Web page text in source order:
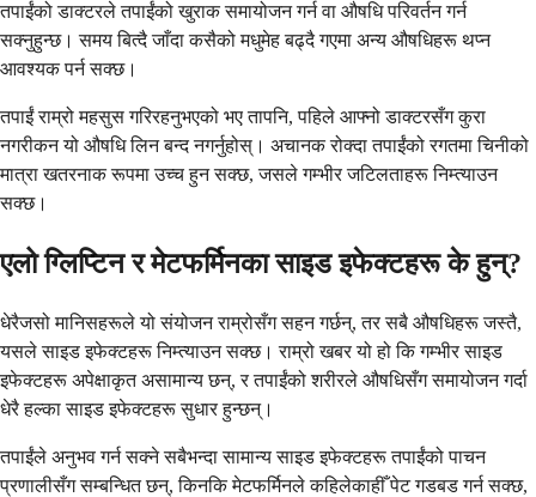
तपाईंको डाक्टरले तपाईंको खुराक समायोजन गर्न वा औषधि परिवर्तन गर्न
सक्नुहुन्छ। समय बित्दै जाँदा कसैको मधुमेह बढ्दै गएमा अन्य औषधिहरू थप्न
आवश्यक पर्न सक्छ।
तपाईं राम्रो महसुस गरिरहनुभएको भए तापनि, पहिले आफ्नो डाक्टरसँग कुरा
नगरीकन यो औषधि लिन बन्द नगर्नुहोस्। अचानक रोक्दा तपाईंको रगतमा चिनीको
मात्रा खतरनाक रूपमा उच्च हुन सक्छ, जसले गम्भीर जटिलताहरू निम्त्याउन
सक्छ।
एलो ग्लिप्टिन र मेटफर्मिनका साइड इफेक्टहरू के हुन्?
धेरैजसो मानिसहरूले यो संयोजन राम्रोसँग सहन गर्छन्, तर सबै औषधिहरू जस्तै,
यसले साइड इफेक्टहरू निम्त्याउन सक्छ। राम्रो खबर यो हो कि गम्भीर साइड
इफेक्टहरू अपेक्षाकृत असामान्य छन्, र तपाईंको शरीरले औषधिसँग समायोजन गर्दा
धेरै हल्का साइड इफेक्टहरू सुधार हुन्छन्।
तपाईंले अनुभव गर्न सक्ने सबैभन्दा सामान्य साइड इफेक्टहरू तपाईंको पाचन
प्रणालीसँग सम्बन्धित छन्, किनकि मेटफर्मिनले कहिलेकाहीँ पेट गडबड गर्न सक्छ,